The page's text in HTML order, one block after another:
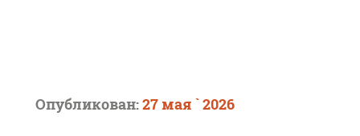
Опубликован:27 мая ` 2026